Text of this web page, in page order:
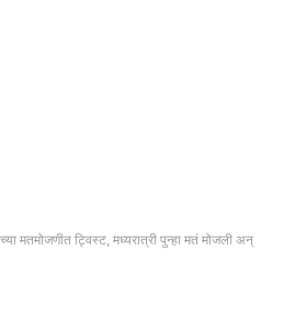
मतमोजणीत ट्विस्ट, मध्यरात्री पुन्हा मतं मोजली अन्